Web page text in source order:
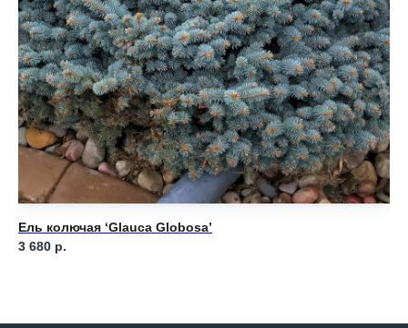
Ель колючая ‘Glauca Globosa’
3 680 р.